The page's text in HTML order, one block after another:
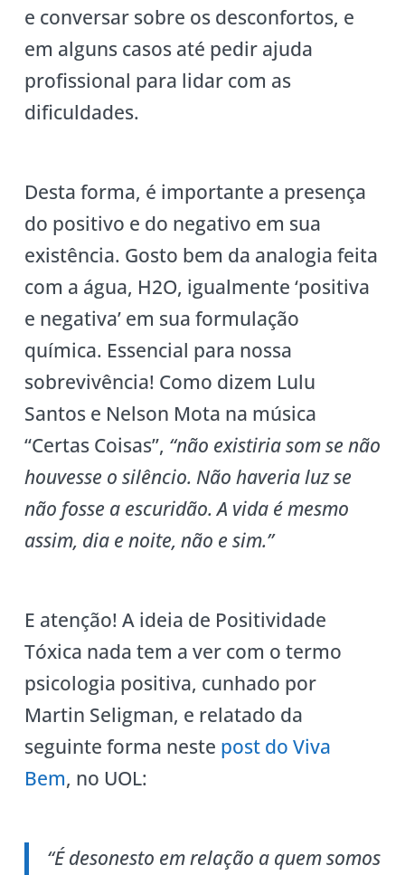
e conversar sobre os desconfortos, e
em alguns casos até pedir ajuda
profissional para lidar com as
dificuldades.
Desta forma, é importante a presença
do positivo e do negativo em sua
existência. Gosto bem da analogia feita
com a água, H2O, igualmente ‘positiva
e negativa’ em sua formulação
química. Essencial para nossa
sobrevivência! Como dizem Lulu
Santos e Nelson Mota na música
“Certas Coisas”, “não existiria som se não
houvesse o silêncio. Não haveria luz se
não fosse a escuridão. A vida é mesmo
assim, dia e noite, não e sim.”
E atenção! A ideia de Positividade
Tóxica nada tem a ver com o termo
psicologia positiva, cunhado por
Martin Seligman, e relatado da
seguinte forma neste post do Viva
Bem, no UOL:
“É desonesto em relação a quem somos